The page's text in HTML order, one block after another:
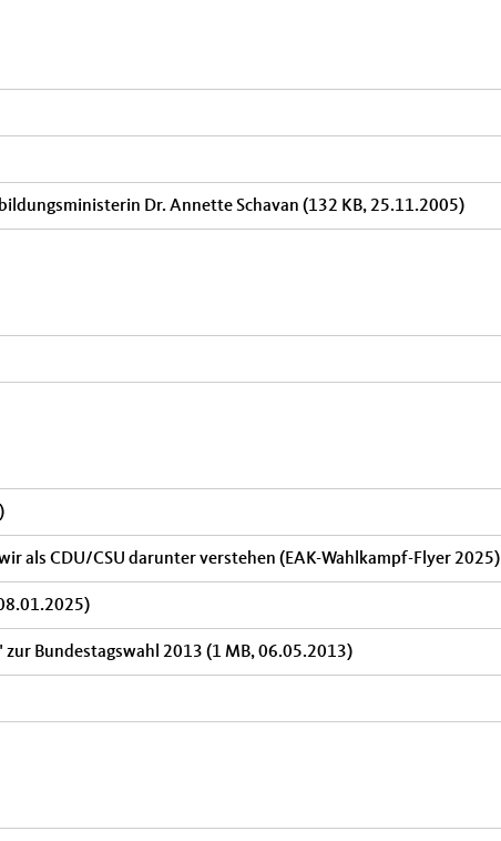
Dr. Annette Schavan (132 KB, 25.11.2005)
als CDU/CSU darunter verstehen (EAK-Wahlkampf-Flyer 2025)
zur Bundestagswahl 2013 (1 MB, 06.05.2013)